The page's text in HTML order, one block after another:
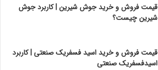
قیمت فروش و خرید جوش شیرین | کاربرد جوش
شیرین چیست؟
قیمت فروش و خرید اسید فسفریک صنعتی | کاربرد
اسیدفسفریک صنعتی